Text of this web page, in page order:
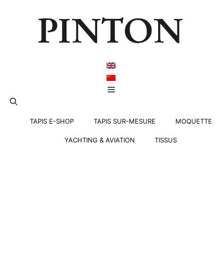
Menu
TAPIS E-SHOP TAPIS SUR-MESURE MOQUETTE
YACHTING & AVIATION TISSUS